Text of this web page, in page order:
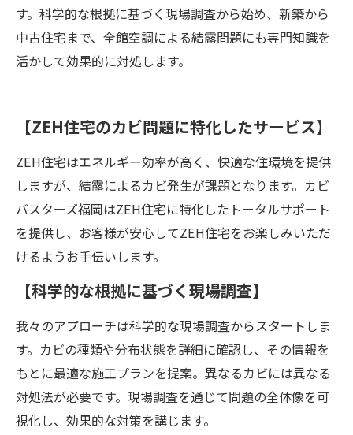
す。科学的な根拠に基づく現場調査から始め、新築から
中古住宅まで、全館空調による結露問題にも専門知識を
活かして効果的に対処します。
【ZEH住宅のカビ問題に特化したサービス】
ZEH住宅はエネルギー効率が高く、快適な住環境を提供
しますが、結露によるカビ発生が課題となります。カビ
バスターズ福岡はZEH住宅に特化したトータルサポート
を提供し、お客様が安心してZEH住宅をお楽しみいただ
けるようお手伝いします。
【科学的な根拠に基づく現場調査】
我々のアプローチは科学的な現場調査からスタートしま
す。カビの種類や分布状態を詳細に確認し、その情報を
もとに最適な施工プランを提案。異なるカビには異なる
対処法が必要です。現場調査を通じて問題の全体像を可
視化し、効果的な対策を講じます。